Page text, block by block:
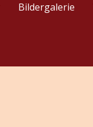
Bildergalerie